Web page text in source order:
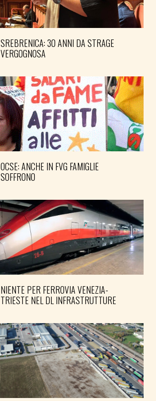
SREBRENICA: 30 ANNI DA STRAGE
VERGOGNOSA
OCSE: ANCHE IN FVG FAMIGLIE
SOFFRONO
NIENTE PER FERROVIA VENEZIA-
TRIESTE NEL DL INFRASTRUTTURE